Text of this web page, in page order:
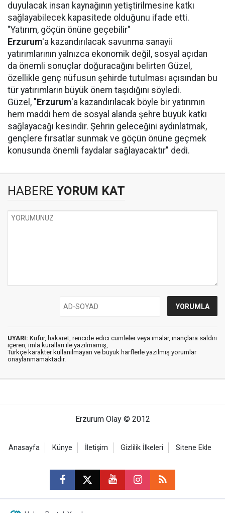
duyulacak insan kaynağının yetiştirilmesine katkı
sağlayabilecek kapasitede olduğunu ifade etti.
"Yatırım, göçün önüne geçebilir"
Erzurum'a kazandırılacak savunma sanayii
yatırımlarının yalnızca ekonomik değil, sosyal açıdan
da önemli sonuçlar doğuracağını belirten Güzel,
özellikle genç nüfusun şehirde tutulması açısından bu
tür yatırımların büyük önem taşıdığını söyledi.
Güzel, " Erzurum'a kazandırılacak böyle bir yatırımın
hem maddi hem de sosyal alanda şehre büyük katkı
sağlayacağı kesindir. Şehrin geleceğini aydınlatmak,
gençlere fırsatlar sunmak ve göçün önüne geçmek
konusunda önemli faydalar sağlayacaktır" dedi.
HABERE YORUM KAT
UYARI: Küfür, hakaret, rencide edici cümleler veya imalar, inançlara saldırı
içeren, imla kuralları ile yazılmamış,
Türkçe karakter kullanılmayan ve büyük harflerle yazılmış yorumlar
onaylanmamaktadır.
Erzurum Olay © 2012
Anasayfa Künye İletişim Gizlilik İlkeleri Sitene Ekle
Haber Portalı Yazılımı